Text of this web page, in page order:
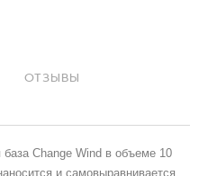
ОТЗЫВЫ
Change Wind в объеме 10
и самовыравнивается,